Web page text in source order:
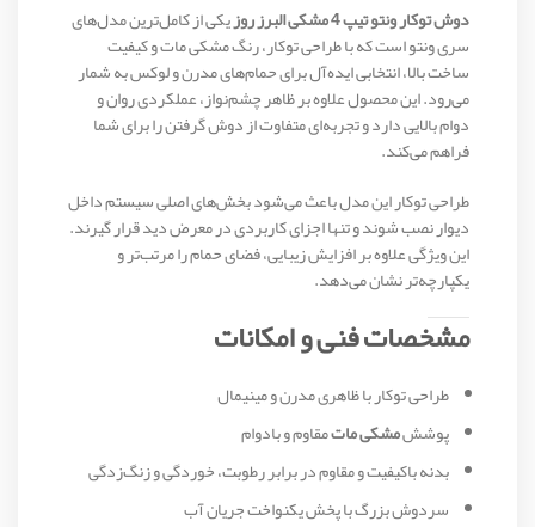
دوش توکار ونتو تیپ 4 مشکی البرز روز یکی از کامل‌ترین مدل‌های
سری ونتو است که با طراحی توکار، رنگ مشکی مات و کیفیت
ساخت بالا، انتخابی ایده‌آل برای حمام‌های مدرن و لوکس به شمار
می‌رود. این محصول علاوه بر ظاهر چشم‌نواز، عملکردی روان و
دوام بالایی دارد و تجربه‌ای متفاوت از دوش گرفتن را برای شما
فراهم می‌کند.
طراحی توکار این مدل باعث می‌شود بخش‌های اصلی سیستم داخل
دیوار نصب شوند و تنها اجزای کاربردی در معرض دید قرار گیرند.
این ویژگی علاوه بر افزایش زیبایی، فضای حمام را مرتب‌تر و
یکپارچه‌تر نشان می‌دهد.
مشخصات فنی و امکانات
طراحی توکار با ظاهری مدرن و مینیمال
پوششمشکی ماتمقاوم و بادوام
بدنه باکیفیت و مقاوم در برابر رطوبت، خوردگی و زنگ‌زدگی
سردوش بزرگ با پخش یکنواخت جریان آب